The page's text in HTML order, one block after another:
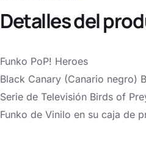
Detalles del
Funko PoP! Heroes
Black Canary (Canario negro)
Serie de Televisión Birds of
Funko de Vinilo en su caja de